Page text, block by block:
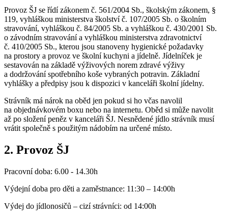
Provoz ŠJ se řídí zákonem č. 561/2004 Sb., školským zákonem, §
119, vyhláškou ministerstva školství č. 107/2005 Sb. o školním
stravování, vyhláškou č. 84/2005 Sb. a vyhláškou č. 430/2001 Sb.
o závodním stravování a vyhláškou ministerstva zdravotnictví
č. 410/2005 Sb., kterou jsou stanoveny hygienické požadavky
na prostory a provoz ve školní kuchyni a jídelně. Jídelníček je
sestavován na základě výživových norem zdravé výživy
a dodržování spotřebního koše vybraných potravin. Základní
vyhlášky a předpisy jsou k dispozici v kanceláři školní jídelny.
Strávník má nárok na oběd jen pokud si ho včas navolil
na objednávkovém boxu nebo na internetu. Oběd si může navolit
až po složení peněz v kanceláři ŠJ. Nesnědené jídlo strávník musí
vrátit společně s použitým nádobím na určené místo.
2. Provoz ŠJ
Pracovní doba: 6.00 - 14.30h
Výdejní doba pro děti a zaměstnance: 11:30 – 14:00h
Výdej do jídlonosičů – cizí strávníci: od 14:00h